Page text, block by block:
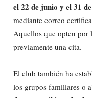
el 22 de junio y el 31
mediante correo
Aquellos que opten por
previamente una cita.
El club también ha
los grupos familiares o